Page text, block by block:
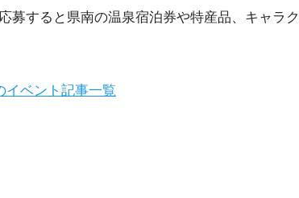
募すると県南の温泉宿泊券や特産品、キャラ
イベント記事一覧